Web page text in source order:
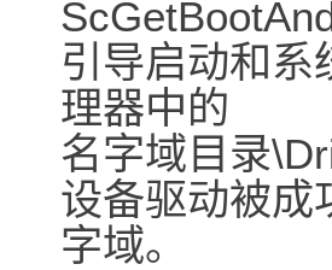
引导启动和系
理器中的
名字域目录
设备驱动被成
字域。